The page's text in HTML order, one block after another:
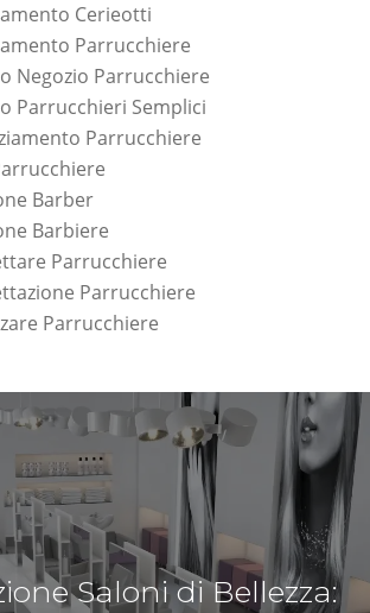
Cerieotti
Parrucchiere
Negozio Parrucchiere
Parrucchieri Semplici
Parrucchiere
Barber
Barbiere
Parrucchiere
Parrucchiere
Parrucchiere
Saloni di Bellezza: